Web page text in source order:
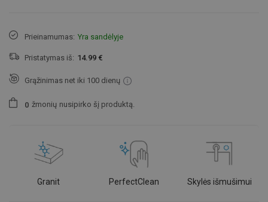
Prieinamumas: Yra sandėlyje
Pristatymas iš: 14.99 €
Grąžinimas net iki 100 dienų
0 žmonių nusipirko šį produktą.
Granit PerfectClean Skylės išmušimui